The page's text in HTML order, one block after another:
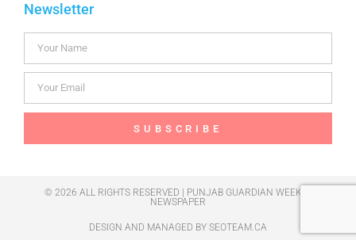
Newsletter
SUBSCRIBE
© 2026 ALL RIGHTS RESERVED | PUNJAB GUARDIAN WEEKLY
NEWSPAPER
DESIGN AND MANAGED BY SEOTEAM.CA